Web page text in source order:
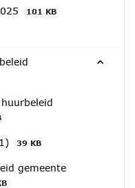
101 KB
39 KB
gemeente